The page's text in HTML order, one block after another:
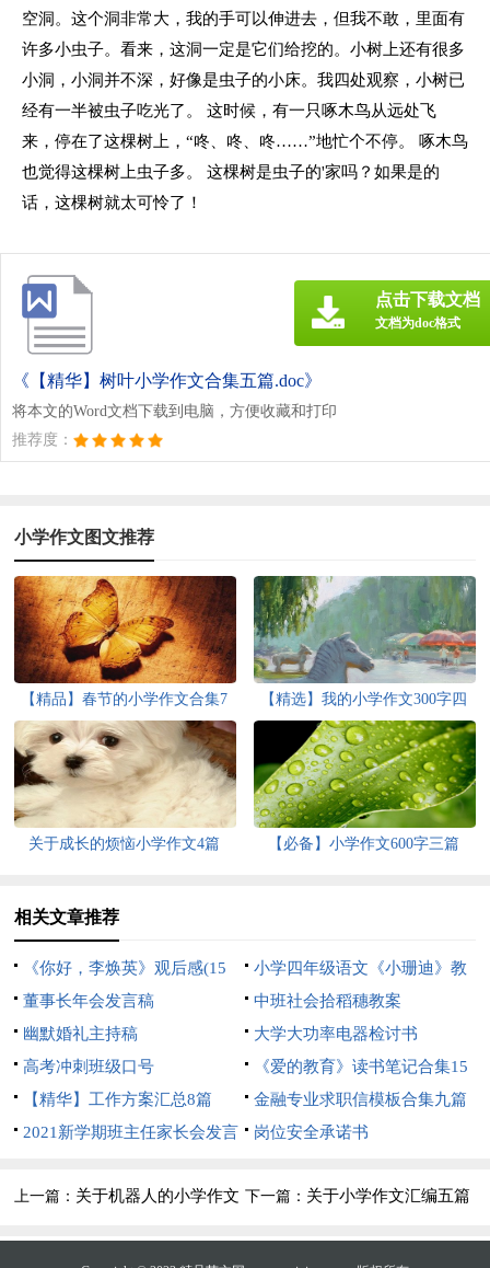
空洞。这个洞非常大，我的手可以伸进去，但我不敢，里面有
许多小虫子。看来，这洞一定是它们给挖的。小树上还有很多
小洞，小洞并不深，好像是虫子的小床。我四处观察，小树已
经有一半被虫子吃光了。 这时候，有一只啄木鸟从远处飞
来，停在了这棵树上，“咚、咚、咚……”地忙个不停。 啄木鸟
也觉得这棵树上虫子多。 这棵树是虫子的'家吗？如果是的
话，这棵树就太可怜了！
《【精华】树叶小学作文合集五篇.doc》
将本文的Word文档下载到电脑，方便收藏和打印
推荐度：
点击下载文档
文档为doc格式
小学作文图文推荐
【精品】春节的小学作文合集7
篇
【精选】我的小学作文300字四
篇
关于成长的烦恼小学作文4篇 【必备】小学作文600字三篇
相关文章推荐
《你好，李焕英》观后感(15
篇)
小学四年级语文《小珊迪》教
案
董事长年会发言稿
中班社会拾稻穗教案
幽默婚礼主持稿
大学大功率电器检讨书
高考冲刺班级口号
《爱的教育》读书笔记合集15
篇
【精华】工作方案汇总8篇
金融专业求职信模板合集九篇
2021新学期班主任家长会发言
岗位安全承诺书
上一篇： 关于机器人的小学作文 下一篇： 关于小学作文汇编五篇